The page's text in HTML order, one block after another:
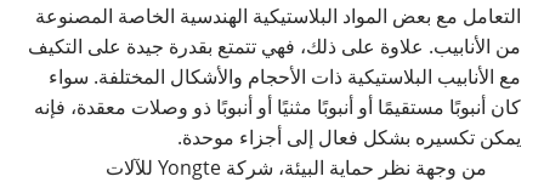
التعامل مع بعض المواد البلاستيكية الهندسية الخاصة المصنوعة
من الأنابيب. علاوة على ذلك، فهي تتمتع بقدرة جيدة على التكيف
مع الأنابيب البلاستيكية ذات الأحجام والأشكال المختلفة. سواء
كان أنبوبًا مستقيمًا أو أنبوبًا مثنيًا أو أنبوبًا ذو وصلات معقدة، فإنه
يمكن تكسيره بشكل فعال إلى أجزاء موحدة.
من وجهة نظر حماية البيئة، شركة Yongte للآلات